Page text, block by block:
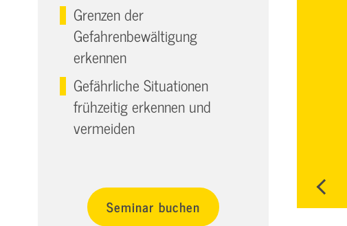
Grenzen der
Gefahrenbewältigung
erkennen
Gefährliche Situationen
frühzeitig erkennen und
vermeiden
Seminar buchen